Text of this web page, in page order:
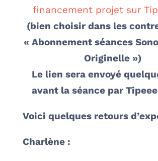
financement projet sur
(bien choisir dans les
« Abonnement séances
Originelle »)
Le lien sera envoyé
avant la séance par Tipeee
Voici quelques retours
Charlène :